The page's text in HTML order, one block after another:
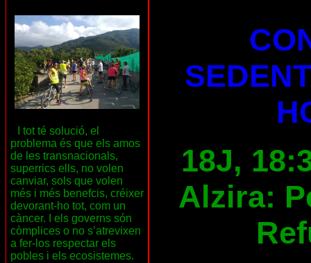
I tot té solució, el
problema és que els amos
de les transnacionals,
superrics ells, no volen
canviar, sols que volen
més i més benefcis, créixer
devorant-ho tot, com un
càncer. I els governs són
còmplices o no s’atrevixen
a fer-los respectar els
pobles i els ecosistemes.
18J,
Alzira: